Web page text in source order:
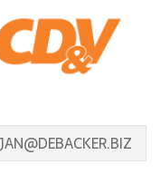
JAN@DEBACKER.BIZ